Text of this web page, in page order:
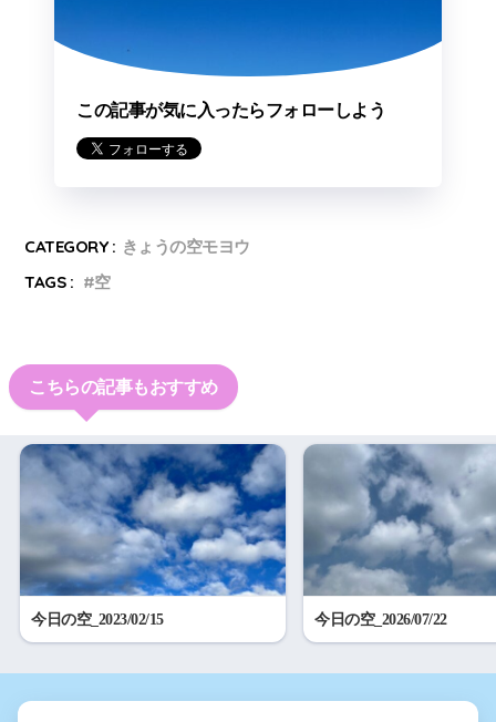
この記事が気に入ったらフォローしよう
CATEGORY : きょうの空モヨウ
TAGS :
空
こちらの記事もおすすめ
今日の空_2023/02/15 今日の空_2026/07/22